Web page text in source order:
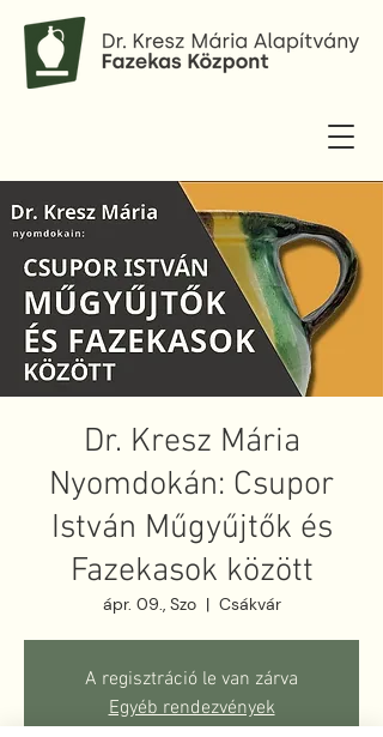
Dr. Kresz Mária
Nyomdokán: Csupor
István Műgyűjtők és
Fazekasok között
ápr. 09., Szo
  |
Csákvár
A regisztráció le van zárva
Egyéb rendezvények